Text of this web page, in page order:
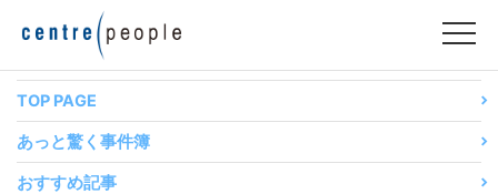
テ
TOP PAGE
あっと驚く事件簿
おすすめ記事